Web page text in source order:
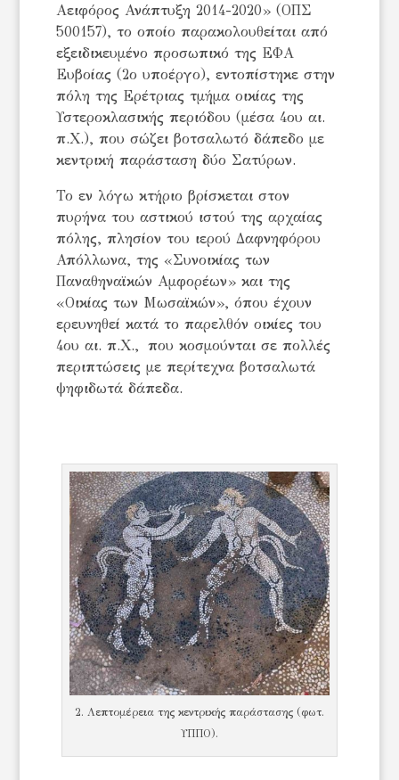
Αειφόρος Ανάπτυξη 2014-2020» (ΟΠΣ
500157), το οποίο παρακολουθείται από
εξειδικευμένο προσωπικό της ΕΦΑ
Ευβοίας (2ο υποέργο), εντοπίστηκε στην
πόλη της Ερέτριας τμήμα οικίας της
Υστεροκλασικής περιόδου (μέσα 4ου αι.
π.Χ.), που σώζει βοτσαλωτό δάπεδο με
κεντρική παράσταση δύο Σατύρων.
Το εν λόγω κτήριο βρίσκεται στον
πυρήνα του αστικού ιστού της αρχαίας
πόλης, πλησίον του ιερού Δαφνηφόρου
Απόλλωνα, της «Συνοικίας των
Παναθηναϊκών Αμφορέων» και της
«Οικίας των Μωσαϊκών», όπου έχουν
ερευνηθεί κατά το παρελθόν οικίες του
4ου αι. π.Χ., που κοσμούνται σε πολλές
περιπτώσεις με περίτεχνα βοτσαλωτά
ψηφιδωτά δάπεδα.
2. Λεπτομέρεια της κεντρικής παράστασης (φωτ.
ΥΠΠΟ).